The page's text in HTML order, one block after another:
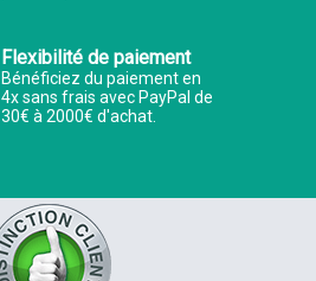
Flexibilité de paiement
Bénéficiez du paiement en
4x sans frais avec PayPal de
30€ à 2000€ d'achat.